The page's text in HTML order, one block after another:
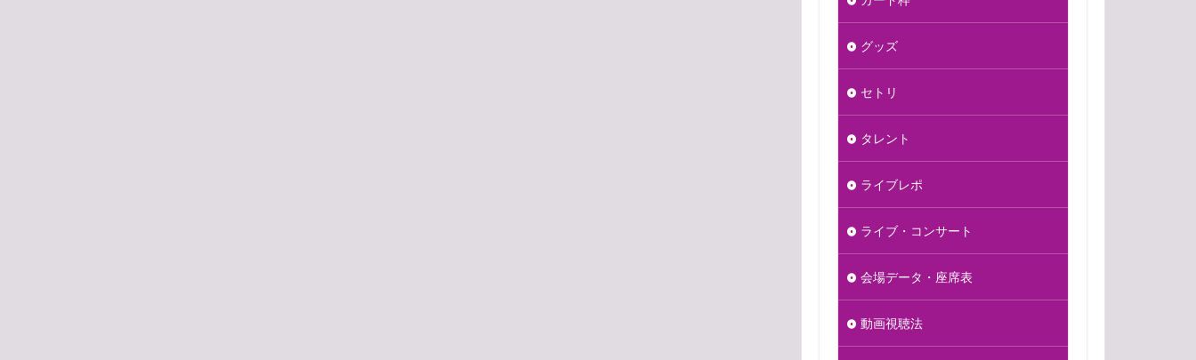
グッズ
セトリ
タレント
ライブレポ
ライブ・コンサート
会場データ・座席表
動画視聴法